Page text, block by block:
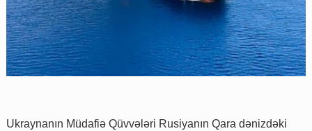
Ukraynanın Müdafiə Qüvvələri Rusiyanın Qara dənizdəki